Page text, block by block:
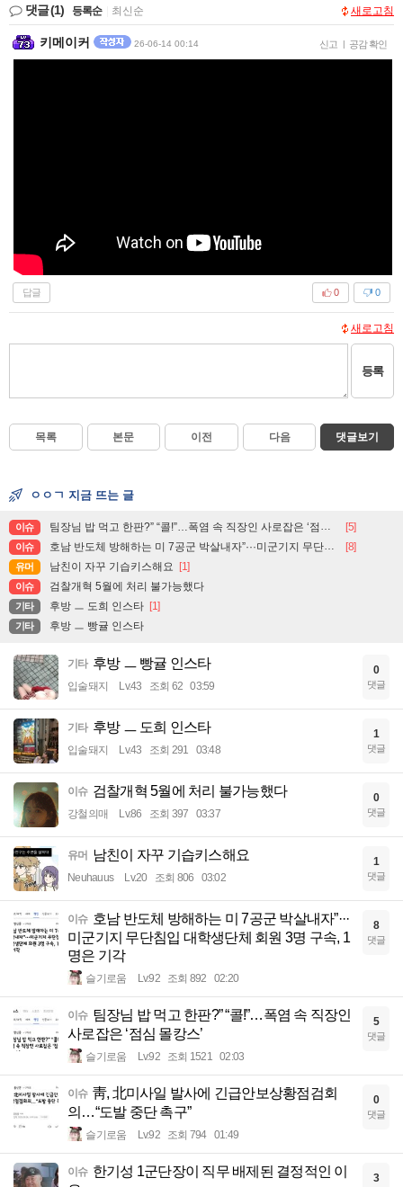
댓글(1) 등록순 최신순 새로고침
키메이커 26-06-14 00:14 신고 | 공감 확인
답글 0
0
새로고침
등록
목록 본문 이전 다음 댓글보기
ㅇㅇㄱ 지금 뜨는 글
이슈 팀장님 밥 먹고 한판?” “콜!”…폭염 속 직장인 사로잡은 ‘점심 몰캉스’ [5]
이슈 호남 반도체 방해하는 미 7공군 박살내자”···미군기지 무단침입 대학생단체 회원 3명 구속, 1명은 기각 [8]
유머 남친이 자꾸 기습키스해요 [1]
이슈 검찰개혁 5월에 처리 불가능했다
기타 후방 ㅡ 도희 인스타 [1]
기타 후방 ㅡ 빵귤 인스타
기타 후방 ㅡ 빵귤 인스타
입술돼지 Lv.43 조회 62 03:59
0
댓글
기타 후방 ㅡ 도희 인스타
입술돼지 Lv.43 조회 291 03:48
1
댓글
이슈 검찰개혁 5월에 처리 불가능했다
강철의매 Lv.86 조회 397 03:37
0
댓글
유머 남친이 자꾸 기습키스해요
Neuhauus Lv.20 조회 806 03:02
1
댓글
이슈 호남 반도체 방해하는 미 7공군 박살내자”···
미군기지 무단침입 대학생단체 회원 3명 구속, 1
명은 기각
슬기로움 Lv.92 조회 892 02:20
8
댓글
이슈 팀장님 밥 먹고 한판?” “콜!”…폭염 속 직장인
사로잡은 ‘점심 몰캉스’
슬기로움 Lv.92 조회 1521 02:03
5
댓글
이슈 靑, 北미사일 발사에 긴급안보상황점검회
의…“도발 중단 촉구”
슬기로움 Lv.92 조회 794 01:49
0
댓글
이슈 한기성 1군단장이 직무 배제된 결정적인 이
3